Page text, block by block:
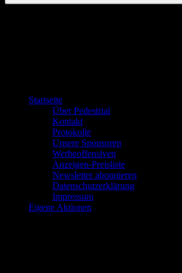
Startseite
Über Pedestrial
Kontakt
Protokolle
Unsere Sponsoren
Werbeoffensiven
Anzeigen-Preisliste
Newsletter abonnieren
Datenschutzerklärung
Impressum
Eigene Aktionen